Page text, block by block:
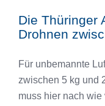
Die Thüringer
Drohnen
Für unbemannte
zwischen 5 kg und
muss hier nach